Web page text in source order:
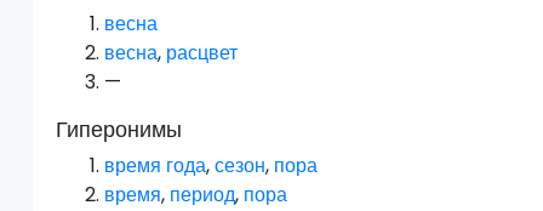
весна
весна, расцвет
—
Гиперонимы
время года,сезон, пора
время, период, пора